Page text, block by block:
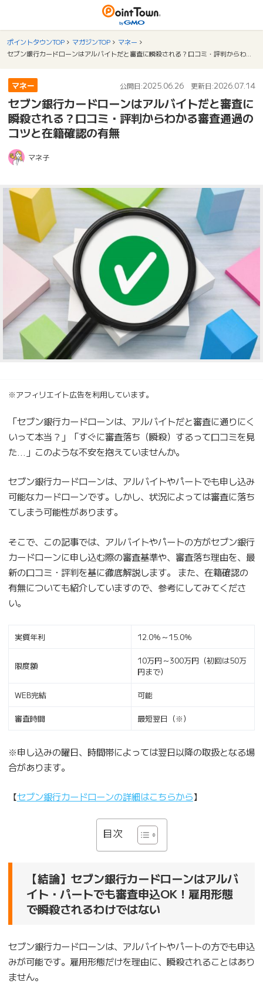
ポイントタウンTOP マガジンTOP
マネー
マネー 公開日:2025.06.26 更新日:2026.07.14
セブン銀行カードローンはアルバイトだと審査に
瞬殺される？口コミ・評判からわかる審査通過の
コツと在籍確認の有無
マネ子
※アフィリエイト広告を利用しています。
「セブン銀行カードローンは、アルバイトだと審査に通りにく
いって本当？」「すぐに審査落ち（瞬殺）するって口コミを見
た…」このような不安を抱えていませんか。
セブン銀行カードローンは、アルバイトやパートでも申し込み
可能なカードローンです。しかし、状況によっては審査に落ち
てしまう可能性があります。
そこで、この記事では、アルバイトやパートの方がセブン銀行
カードローンに申し込む際の審査基準や、審査落ち理由を、最
新の口コミ・評判を基に徹底解説します。 また、在籍確認の
有無についても紹介していますので、参考にしてみてくださ
い。
実質年利 12.0％～15.0％
限度額
10万円～300万円（初回は50万
円まで）
WEB完結 可能
審査時間 最短翌日（※）
※申し込みの曜日、時間帯によっては翌日以降の取扱となる場
合があります。
【セブン銀行カードローンの詳細はこちらから】
目次
【結論】セブン銀行カードローンはアルバ
イト・パートでも審査申込OK！雇用形態
で瞬殺されるわけではない
セブン銀行カードローンは、アルバイトやパートの方でも申込
みが可能です。雇用形態だけを理由に、瞬殺されることはあり
ません。